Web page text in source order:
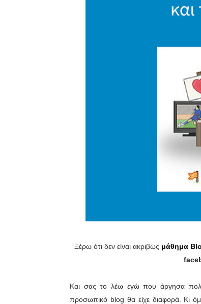
Ξέρω ότι δεν είναι ακριβώς μάθημα
Και σας το λέω εγώ που άργησα
προσωπικό blog θα είχε διαφορά. Κι